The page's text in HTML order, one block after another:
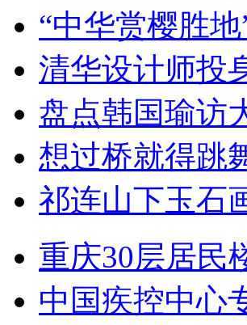
“中华赏樱胜
清华设计师投
盘点韩国瑜访
想过桥就得跳
祁连山下玉石
重庆30层居
中国疾控中心